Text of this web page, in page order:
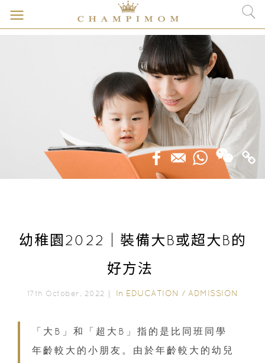
幼稚園2022｜裝備大B或超大B的
好方法
17th October, 2022｜ In EDUCATION / ADMISSION
「大B」和「超大B」指的是比同班同學
年齡較大的小朋友。由於年齡較大的幼兒